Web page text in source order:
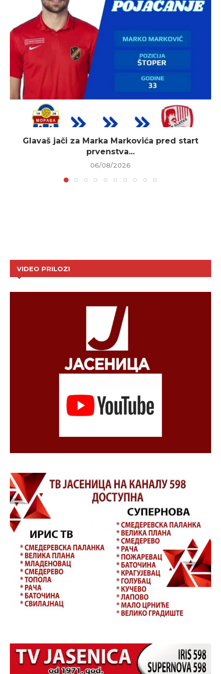
Glavaš jači za Marka Markovića pred start
prvenstva...
06/08/2026
VIDEO PRILOZI